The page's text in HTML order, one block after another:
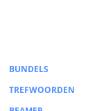
BUNDELS
TREFWOORDEN